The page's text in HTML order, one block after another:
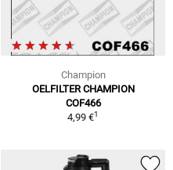
Champion
OELFILTER CHAMPION
COF466
4,99 €1